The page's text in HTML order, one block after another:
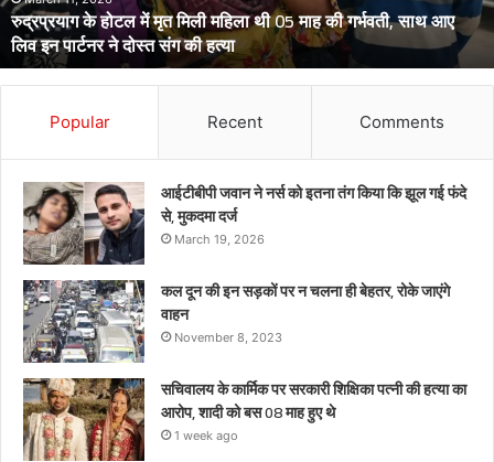
05
माह
की
गर्भवती,
लिव
पार्टनर
दोस्त
रुद्रप्रयाग के होटल में मृत मिली महिला थी 05 माह की गर्भवती, साथ आए
लिव इन पार्टनर ने दोस्त संग की हत्या
Popular Recent Comments
आईटीबीपी जवान ने नर्स को इतना तंग किया कि झूल गई फंदे
से, मुकदमा दर्ज
March 19, 2026
कल दून की इन सड़कों पर न चलना ही बेहतर, रोके जाएंगे
वाहन
November 8, 2023
सचिवालय के कार्मिक पर सरकारी शिक्षिका पत्नी की हत्या का
आरोप, शादी को बस 08 माह हुए थे
1 week ago